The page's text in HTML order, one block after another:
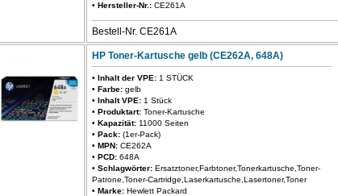
• Hersteller-Nr.: CE261A
Bestell-Nr. CE261A
HP Toner-Kartusche gelb (CE262A, 648A)
• Inhalt der VPE: 1 STÜCK
• Farbe: gelb
• Inhalt VPE: 1 Stück
• Produktart: Toner-Kartusche
• Kapazität: 11000 Seiten
• Pack: (1er-Pack)
• MPN: CE262A
• PCD: 648A
• Schlagwörter: Ersatztoner,Farbtoner,Tonerkartusche,Toner-
Patrone,Toner-Cartridge,Laserkartusche,Lasertoner,Toner
• Marke: Hewlett Packard